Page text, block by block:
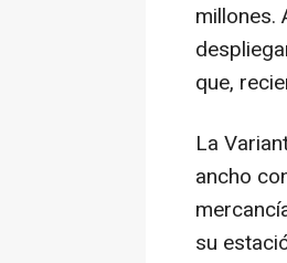
millones.
que,
La
ancho
su